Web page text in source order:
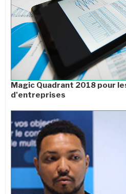
Magic Quadrant 2018 pour
d'entreprises